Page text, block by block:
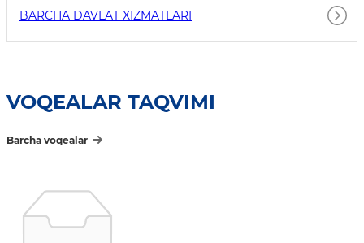
BARCHA DAVLAT XIZMATLARI
VOQEALAR TAQVIMI
Barcha voqealar